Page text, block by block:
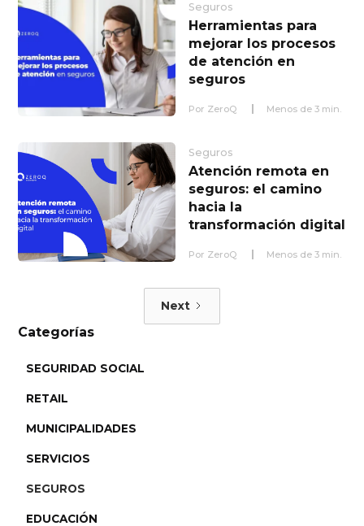
Seguros
Herramientas para
mejorar los procesos
de atención en
seguros
Por ZeroQ Menos de 3 min.
Seguros
Atención remota en
seguros: el camino
hacia la
transformación digital
Por ZeroQ Menos de 3 min.
Next
Categorías
SEGURIDAD SOCIAL
RETAIL
MUNICIPALIDADES
SERVICIOS
SEGUROS
EDUCACIÓN